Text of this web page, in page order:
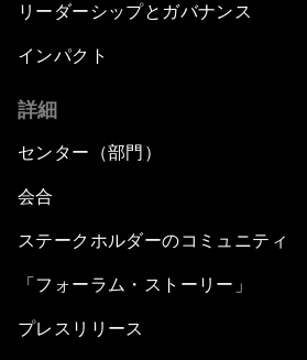
リーダーシップとガバナンス
インパクト
詳細
センター（部門）
会合
ステークホルダーのコミュニティ
「フォーラム・ストーリー」
プレスリリース